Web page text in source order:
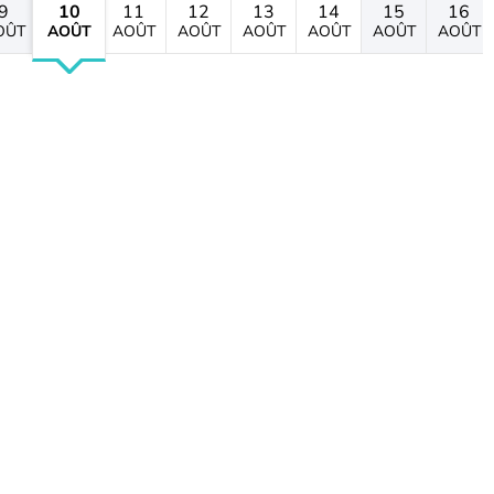
10
AOÛT
11
AOÛT
12
AOÛT
13
AOÛT
14
AOÛT
15
AOÛT
16
AOÛT